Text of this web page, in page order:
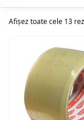
Afișez toate cele 13